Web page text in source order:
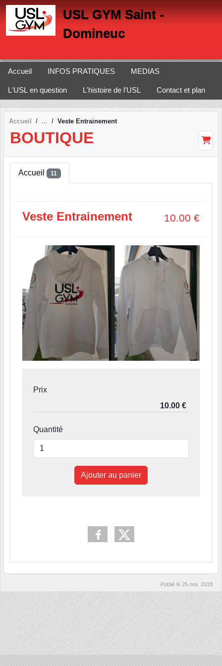
USL GYM Saint -
Domineuc
Accueil INFOS PRATIQUES MEDIAS
L'USL en question L'histoire de l'USL Contact et plan
Accueil Veste Entrainement
BOUTIQUE
Accueil 11
Veste Entrainement 10.00 €
Prix
Quantité
Ajouter au panier
Publié le 25 nov. 2018
Panneau de gestion des cookies